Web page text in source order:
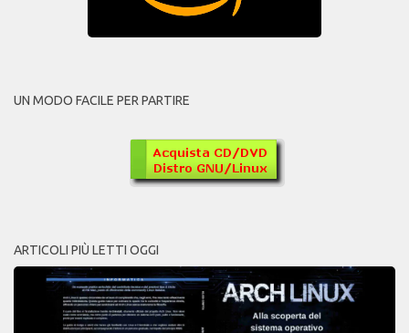
UN MODO FACILE PER PARTIRE
ARTICOLI PIÙ LETTI OGGI